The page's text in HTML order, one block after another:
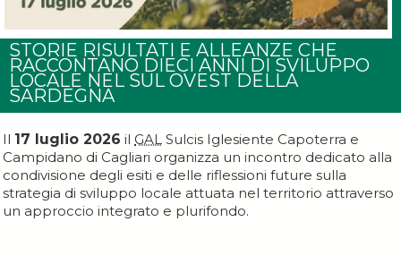
STORIE RISULTATI E ALLEANZE CHE
RACCONTANO DIECI ANNI DI SVILUPPO
LOCALE NEL SUL OVEST DELLA
SARDEGNA
Il 1 7 luglio 2026 il GAL Sulcis Iglesiente Capoterra e
Campidano di Cagliari organizza un incontro dedicato alla
condivisione degli esiti e delle riflessioni future sulla
strategia di sviluppo locale attuata nel territorio attraverso
un approccio integrato e plurifondo.